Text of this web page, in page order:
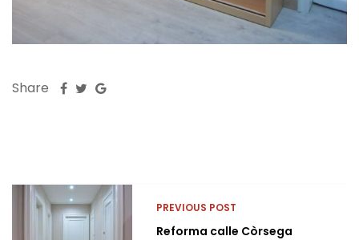
Share
PREVIOUS POST
Reforma calle Còrsega